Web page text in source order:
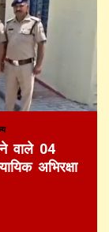
वाले 04
अभिरक्षा